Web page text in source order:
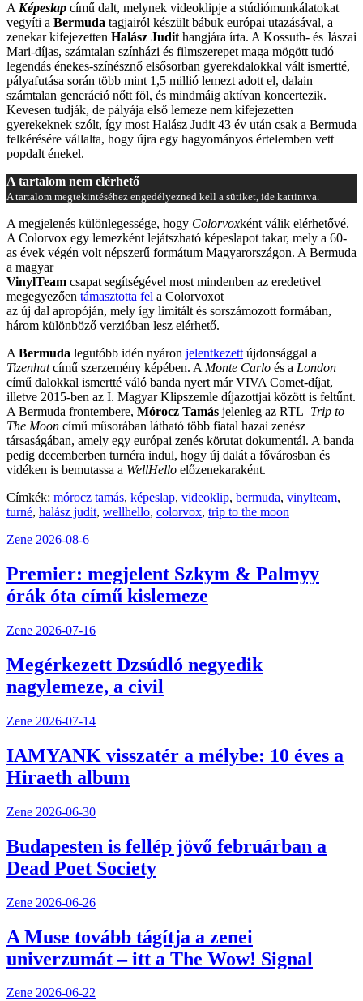
AKépeslap című dalt, melynek videoklipje a stúdiómunkálatokat
vegyíti a Bermuda tagjairól készült bábuk európai utazásával, a
zenekar kifejezetten Halász Judithangjára írta. A Kossuth- és Jászai
Mari-díjas, számtalan színházi és filmszerepet maga mögött tudó
legendás énekes-színésznő elsősorban gyerekdalokkal vált ismertté,
pályafutása során több mint 1,5 millió lemezt adott el, dalain
számtalan generáció nőtt föl, és mindmáig aktívan koncertezik.
Kevesen tudják, de pályája első lemeze nem kifejezetten
gyerekeknek szólt, így most Halász Judit 43 év után csak a Bermuda
felkérésére vállalta, hogy újra egy hagyományos értelemben vett
popdalt énekel.
A tartalom nem elérhető
A tartalom megtekintéséhez engedélyezned kell a sütiket, ide kattintva.
A megjelenés különlegessége, hogy Colorvoxként válik elérhetővé.
A Colorvox egy lemezként lejátszható képeslapot takar, mely a 60-
as évek végén volt népszerű formátum Magyarországon. A Bermuda
a magyar
VinylTeam csapat segítségével most mindenben az eredetivel
megegyezően támasztotta fel a Colorvoxot
az új dal apropóján, mely így limitált és sorszámozott formában,
három különböző verzióban lesz elérhető.
ABermuda legutóbb idén nyáron jelentkezettújdonsággal a
Tizenhatcímű szerzemény képében. AMonte Carlo és a London
című dalokkal ismertté váló banda nyert már VIVA Comet-díjat,
illetve 2015-ben az I. Magyar Klipszemle díjazottjai között is feltűnt.
A Bermuda frontembere, Mórocz Tamás jelenleg az RTL Trip to
The Moon című műsorában látható több fiatal hazai zenész
társaságában, amely egy európai zenés körutat dokumentál. A banda
pedig decemberben turnéra indul, hogy új dalát a fővárosban és
vidéken is bemutassa a WellHello előzenekaraként.
Címkék: mórocz tamás, képeslap, videoklip, bermuda, vinylteam,
turné, halász judit, wellhello, colorvox, trip to the moon
Zene 2026-08-6
Premier: megjelent Szkym & Palmyy
órák óta című kislemeze
Zene 2026-07-16
Megérkezett Dzsúdló negyedik
nagylemeze, a civil
Zene 2026-07-14
IAMYANK visszatér a mélybe: 10 éves a
Hiraeth album
Zene 2026-06-30
Budapesten is fellép jövő februárban a
Dead Poet Society
Zene 2026-06-26
A Muse tovább tágítja a zenei
univerzumát – itt a The Wow! Signal
Zene 2026-06-22